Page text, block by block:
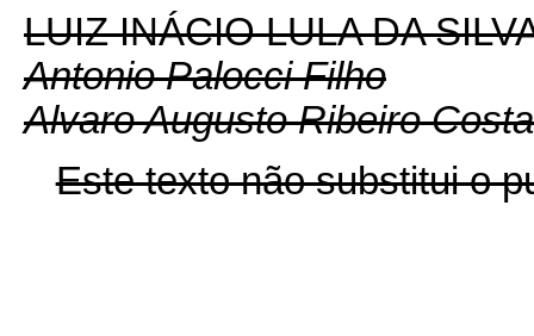
LUIZ INÁCIO LULA DA
Antonio Palocci Filho
Alvaro Augusto Ribeiro Costa
Este texto não substitui o